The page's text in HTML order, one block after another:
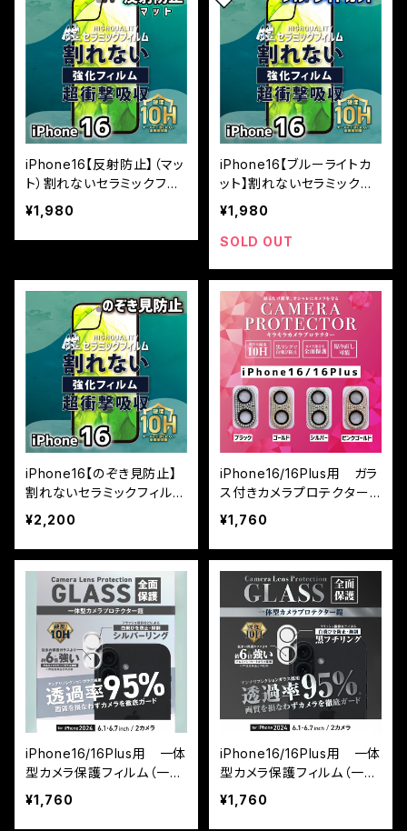
iPhone16【反射防止】（マッ
ト）割れないセラミックフィ
ルム『鎧』全面フルカバー
¥1,980
iPhone16【ブルーライトカ
ット】割れないセラミックフ
ィルム『鎧』全面フルカバー
¥1,980
SOLD OUT
iPhone16【のぞき見防止】
割れないセラミックフィルム
『鎧』全面フルカバー
¥2,200
iPhone16/16Plus用 ガラ
ス付きカメラプロテクター
キラキラ（カメラ保護フィル
ム）
¥1,760
iPhone16/16Plus用 一体
型カメラ保護フィルム（一体
型カメラプロテクター鎧）
シルバーフチリング
¥1,760
iPhone16/16Plus用 一体
型カメラ保護フィルム（一体
型カメラプロテクター鎧）
黒フチリング
¥1,760